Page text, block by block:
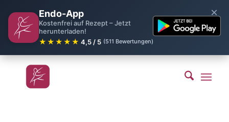
Endo-App
Kostenfrei auf Rezept – Jetzt
herunterladen!
★★★★★ 4,5 / 5 (511 Bewertungen)
×